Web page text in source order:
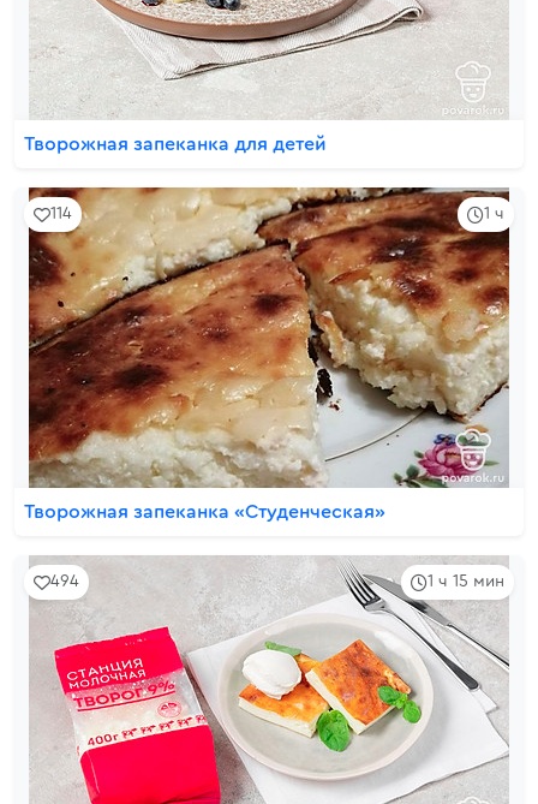
Творожная запеканка для детей
1 ч
114
Творожная запеканка «Студенческая»
1 ч 15 мин
494